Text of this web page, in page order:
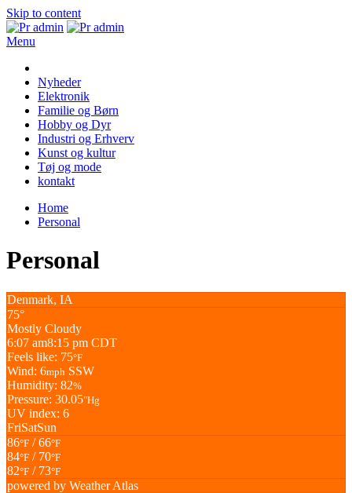
Skip to content
Menu
Nyheder
Elektronik
Familie og Børn
Hobby og Dyr
Industri og Erhverv
Kunst og kultur
Tøj og mode
kontakt
Home
Personal
Personal
Denmark, IA
75°
Mostly Cloudy
6:07 am8:15 pm CDT
Feels like: 75°F
Wind: 6mph SSW
Humidity: 82%
Pressure: 30.05"Hg
UV index: 6
FriSatSun
86°F / 66°F
84°F / 70°F
82°F / 73°F
powered by Weather Atlas